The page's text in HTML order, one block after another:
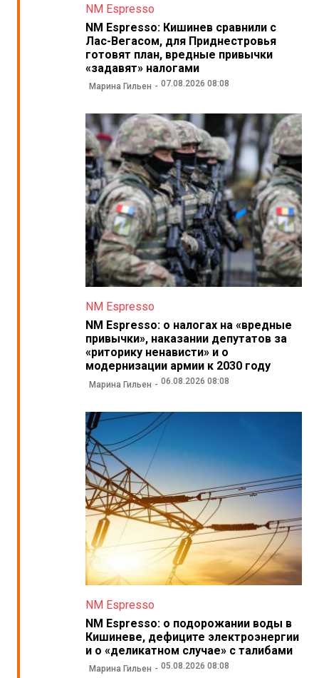
NM Espresso
NM Espresso: Кишинев сравнили с
Лас-Вегасом, для Приднестровья
готовят план, вредные привычки
«задавят» налогами
Марина Гильен 07.08.2026 08:08
NM Espresso
NM Espresso: о налогах на «вредные
привычки», наказании депутатов за
«риторику ненависти» и о
модернизации армии к 2030 году
Марина Гильен 06.08.2026 08:08
NM Espresso
NM Espresso: о подорожании воды в
Кишиневе, дефиците электроэнергии
и о «деликатном случае» с талибами
Марина Гильен 05.08.2026 08:08